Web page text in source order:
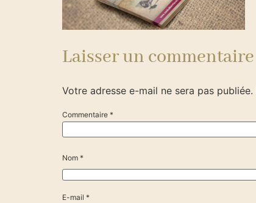
Laisser un commentaire
Votre adresse e-mail ne sera pas publiée.
Commentaire *
Nom *
E-mail *